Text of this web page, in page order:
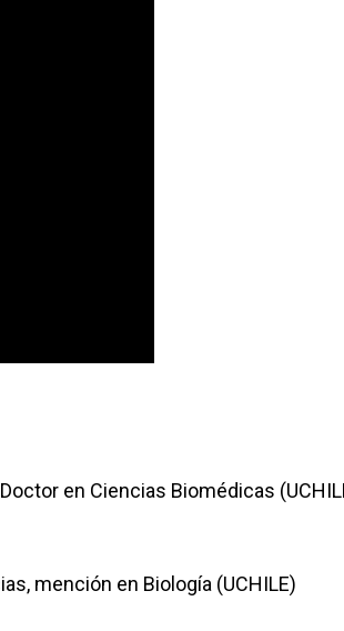
en Ciencias Biomédicas
mención en Biología (UCHILE)